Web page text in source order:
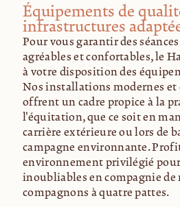
Équipements de
infrastructures
Pour vous garantir des
agréables et confortables, le
à votre disposition des
Nos installations modernes et
offrent un cadre propice à la
l'équitation, que ce soit en
carrière extérieure ou lors de
campagne environnante.
environnement privilégié
inoubliables en compagnie de
compagnons à quatre pattes.